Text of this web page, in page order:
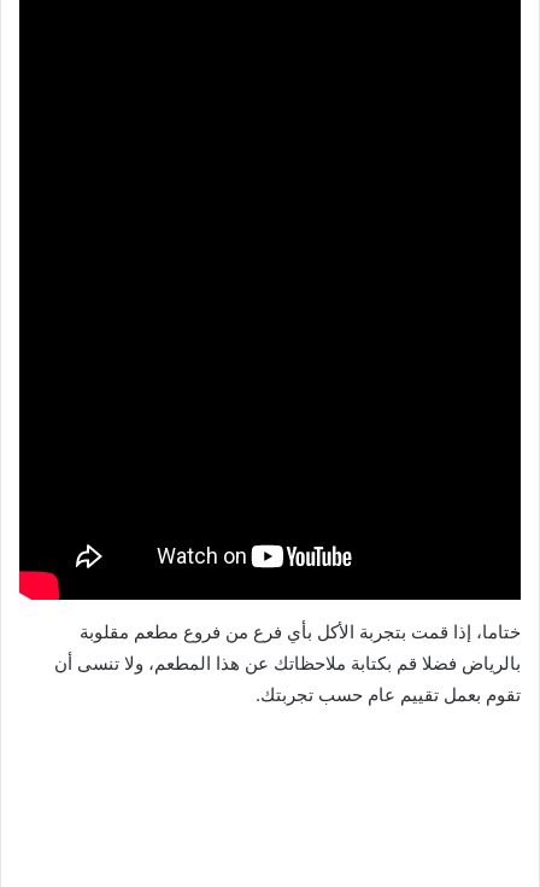
ختاما، إذا قمت بتجربة الأكل بأي فرع من فروع مطعم مقلوبة
بالرياض فضلا قم بكتابة ملاحظاتك عن هذا المطعم، ولا تنسى أن
تقوم بعمل تقييم عام حسب تجربتك.